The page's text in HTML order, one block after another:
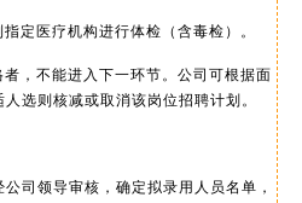
医疗机构进行体检（含毒检）。
不能进入下一环节。公司可根据面
选则核减或取消该岗位招聘计划。
领导审核，确定拟录用人员名单，